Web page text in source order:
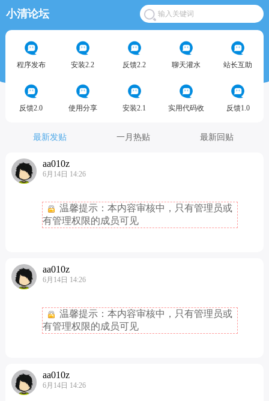
小清论坛
程序发布 安装2.2 反馈2.2 聊天灌水 站长互助
反馈2.0 使用分享 安装2.1 实用代码收 反馈1.0
最新发贴 一月热贴 最新回贴
aa010z
6月14日 14:26
温馨提示：本内容审核中，只有管理员或
有管理权限的成员可见
aa010z
6月14日 14:26
温馨提示：本内容审核中，只有管理员或
有管理权限的成员可见
aa010z
6月14日 14:26